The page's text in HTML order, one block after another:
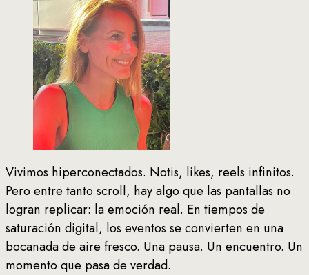
Vivimos hiperconectados. Notis, likes, reels infinitos.
Pero entre tanto scroll, hay algo que las pantallas no
logran replicar: la emoción real. En tiempos de
saturación digital, los eventos se convierten en una
bocanada de aire fresco. Una pausa. Un encuentro. Un
momento que pasa de verdad.